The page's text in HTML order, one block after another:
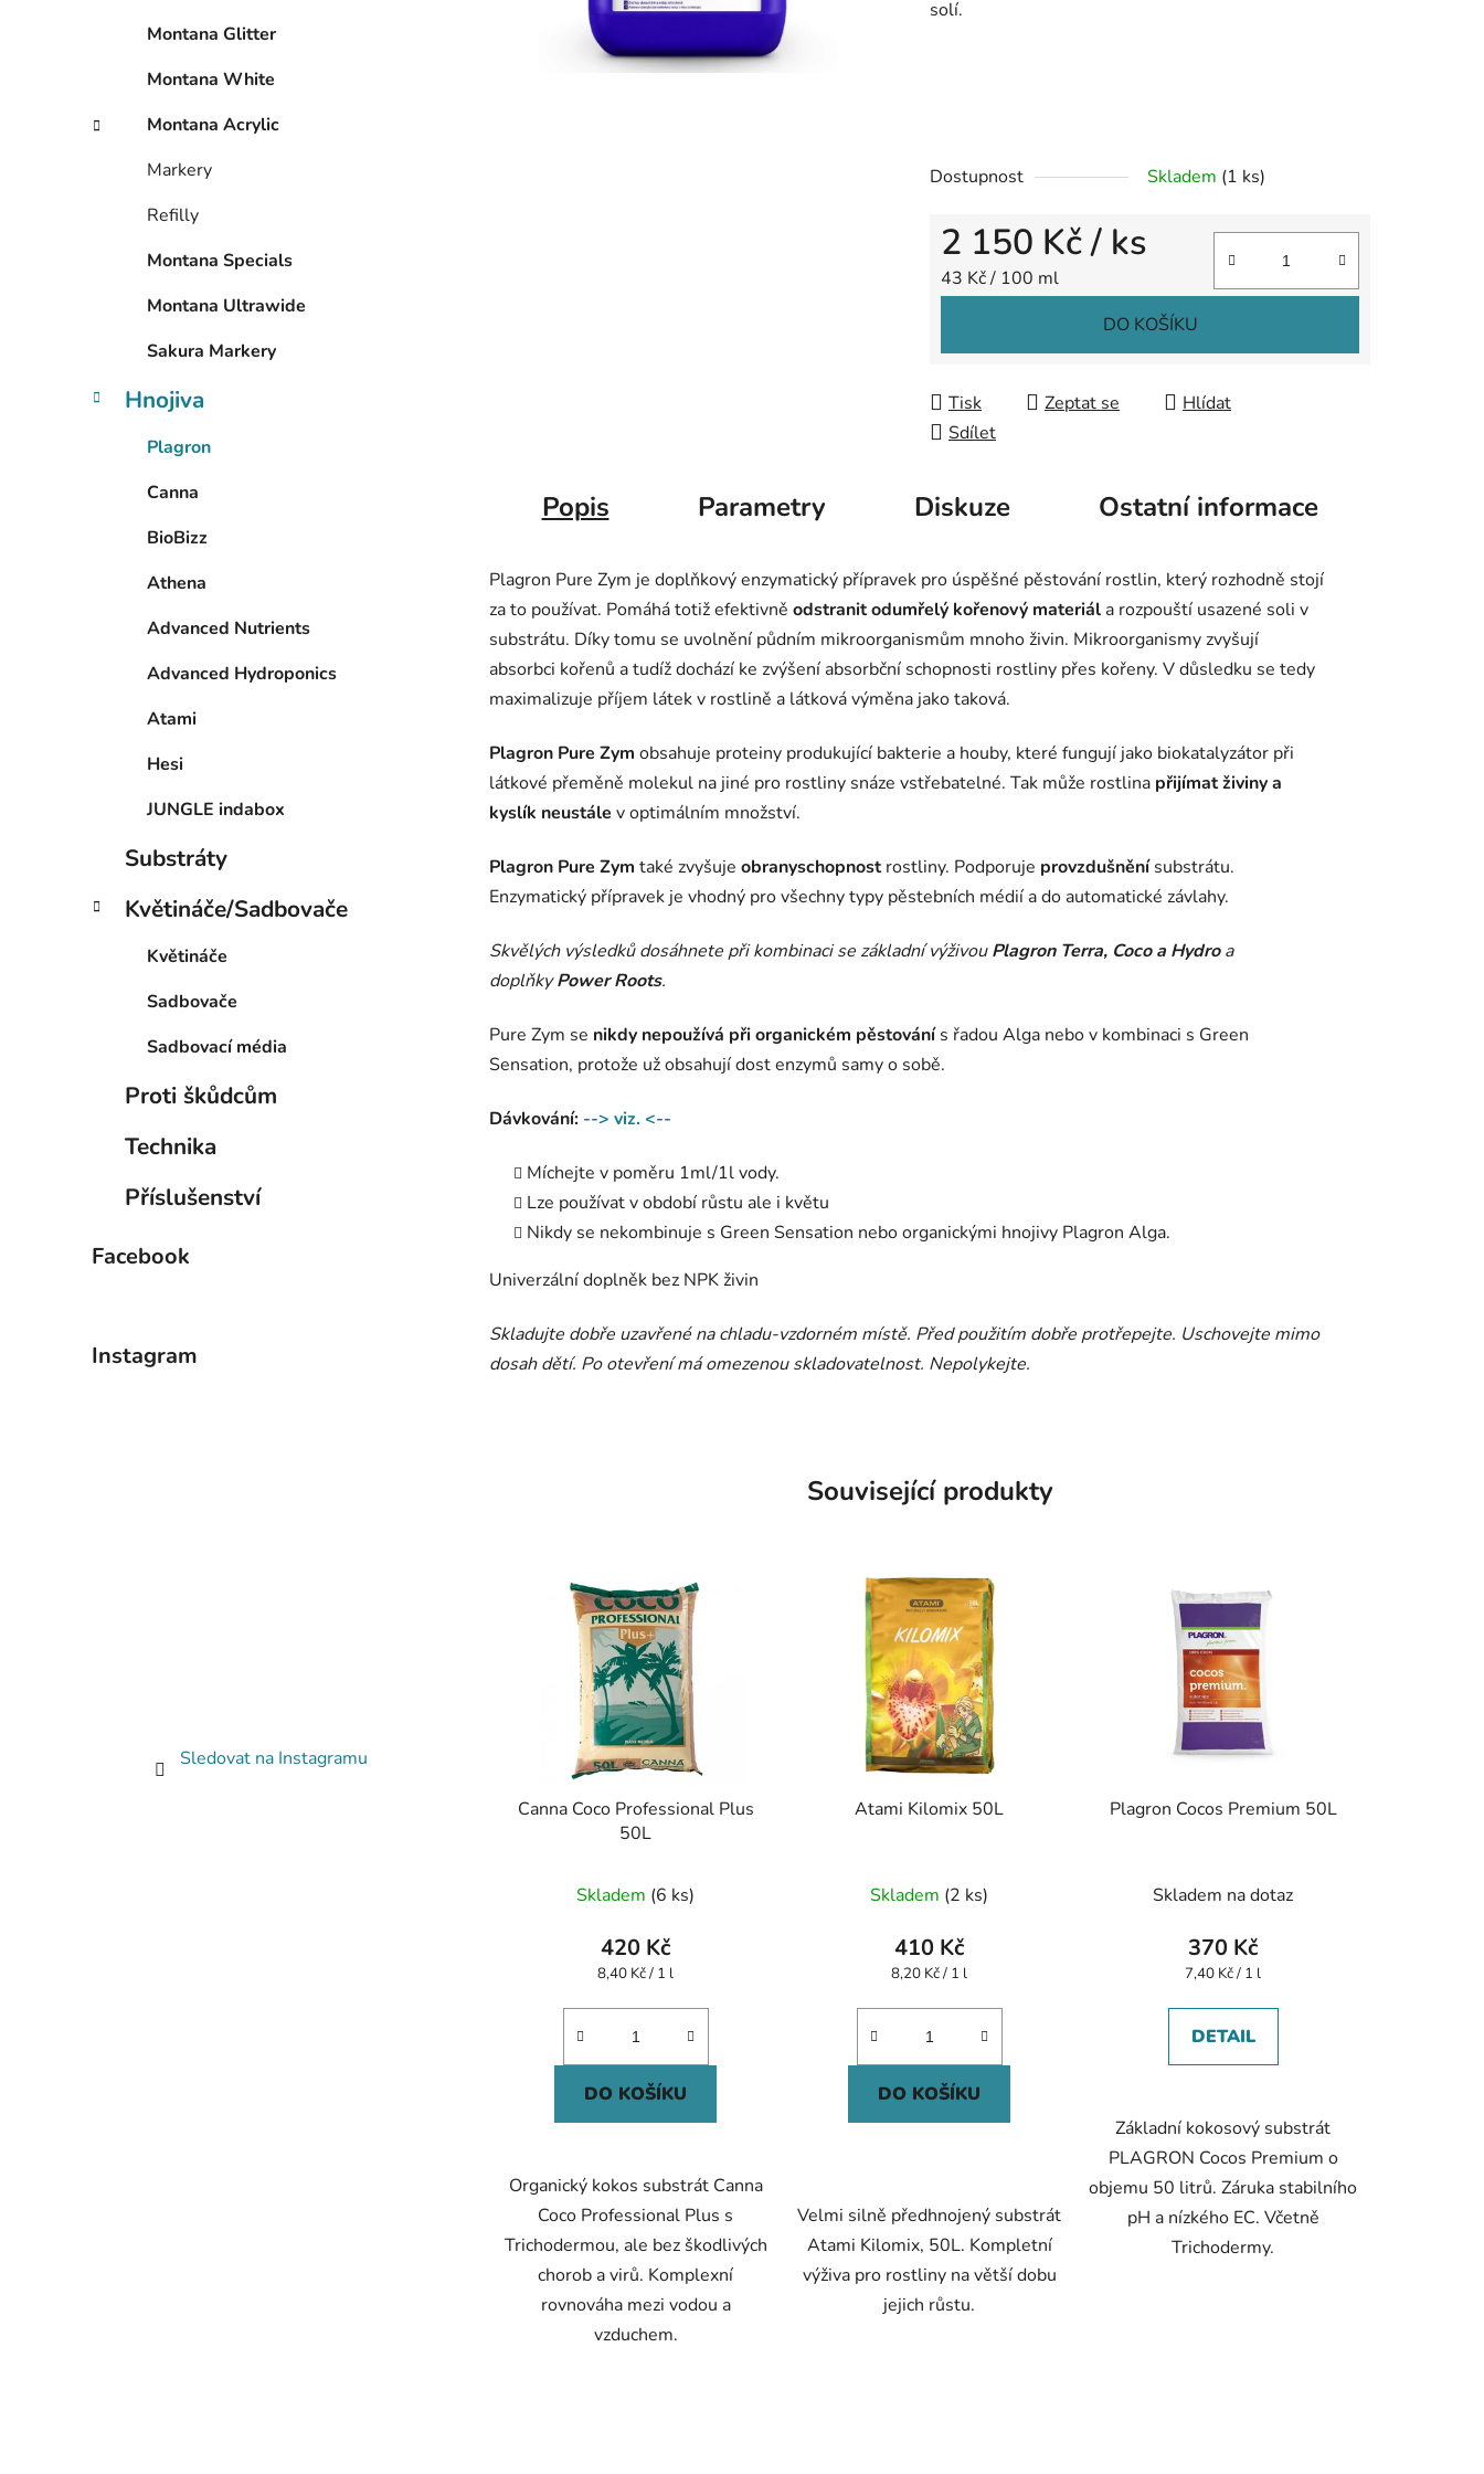
e
l
Montana Glitter
Montana White
Montana Acrylic
Markery
Refilly
Montana Specials
Montana Ultrawide
Sakura Markery
Hnojiva
Plagron
Canna
BioBizz
Athena
Advanced Nutrients
Advanced Hydroponics
Atami
Hesi
JUNGLE indabox
Substráty
Květináče/Sadbovače
Květináče
Sadbovače
Sadbovací média
Proti škůdcům
Technika
Příslušenství
Facebook
Instagram
Sledovat na Instagramu
5
solí.
Dostupnost Skladem (1 ks)
2 150 Kč/ ks
Měrná cena:
43 Kč / 100 ml
DO KOŠÍKU
Tisk Zeptat se
Hlídat
Sdílet
Popis Parametry Diskuze Ostatní informace
Plagron Pure Zym je doplňkový enzymatický přípravek pro úspěšné pěstování rostlin, který rozhodně stojí
za to používat. Pomáhá totiž efektivně odstranit odumřelý kořenový materiál a rozpouští usazené soli v
substrátu. Díky tomu se uvolnění půdním mikroorganismům mnoho živin. Mikroorganismy zvyšují
absorbci kořenů a tudíž dochází ke zvýšení absorbční schopnosti rostliny přes kořeny. V důsledku se tedy
maximalizuje příjem látek v rostlině a látková výměna jako taková.
Plagron Pure Zym obsahuje proteiny produkující bakterie a houby, které fungují jako biokatalyzátor při
látkové přeměně molekul na jiné pro rostliny snáze vstřebatelné. Tak může rostlina přijímat živiny a
kyslík neustále v optimálním množství.
Plagron Pure Zym také zvyšuje obranyschopnost rostliny. Podporuje provzdušnění substrátu.
Enzymatický přípravek je vhodný pro všechny typy pěstebních médií a do automatické závlahy.
Skvělých výsledků dosáhnete při kombinaci se základní výživou Plagron Terra, Coco a Hydro a
doplňky Power Roots.
Pure Zym se nikdy nepoužívá při organickém pěstování s řadou Alga nebo v kombinaci s Green
Sensation, protože už obsahují dost enzymů samy o sobě.
Dávkování: --> viz. <--
Míchejte v poměru 1ml/1l vody.
Lze používat v období růstu ale i květu
Nikdy se nekombinuje s Green Sensation nebo organickými hnojivy Plagron Alga.
Univerzální doplněk bez NPK živin
Skladujte dobře uzavřené na chladu-vzdorném místě. Před použitím dobře protřepejte. Uschovejte mimo
dosah dětí. Po otevření má omezenou skladovatelnost. Nepolykejte.
Související produkty
Canna Coco Professional Plus
50L
Skladem (6 ks)
420 Kč
Měrná
8,40 Kč / 1 l
DO KOŠÍKU
Organický kokos substrát Canna
Coco Professional Plus s
Trichodermou, ale bez škodlivých
chorob a virů. Komplexní
rovnováha mezi vodou a
vzduchem.
Atami Kilomix 50L
Skladem (2 ks)
410 Kč
Měrná
8,20 Kč / 1 l
DO KOŠÍKU
Velmi silně předhnojený substrát
Atami Kilomix, 50L. Kompletní
výživa pro rostliny na větší dobu
jejich růstu.
Plagron Cocos Premium 50L
Skladem na dotaz
370 Kč
Měrná
7,40 Kč / 1 l
DETAIL
Základní kokosový substrát
PLAGRON Cocos Premium o
objemu 50 litrů. Záruka stabilního
pH a nízkého EC. Včetně
Trichodermy.